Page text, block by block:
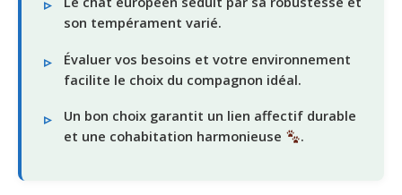
son tempérament varié.
Évaluer vos besoins et votre environnement
facilite le choix du compagnon idéal.
Un bon choix garantit un lien affectif durable
et une cohabitation harmonieuse
.